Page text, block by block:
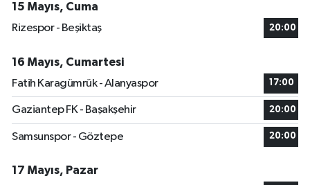
15 Mayıs, Cuma
Rizespor - Beşiktaş
20:00
16 Mayıs, Cumartesi
Fatih Karagümrük - Alanyaspor
17:00
Gaziantep FK - Başakşehir 20:00
Samsunspor - Göztepe 20:00
17 Mayıs, Pazar